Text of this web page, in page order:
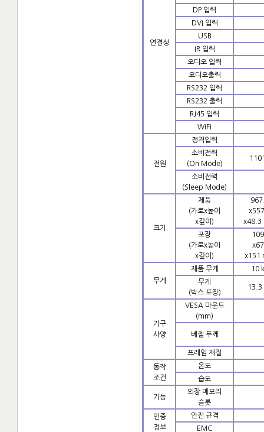
연결성
DP 입력
DVI 입력
USB
IR 입력
오디오 입력
오디오출력
RS232 입력
RS232 출력
RJ45 입력
WiFi
전원
정격입력
소비전력
(On Mode)
110
소비전력
(Sleep Mode)
크기
제품
(가로x높이
x깊이)
x48.3
포장
(가로x높이
x깊이)
x151
무게
제품 무게
10
무게
(박스 포장)
13.3
기구
사양
VESA 마운트
(mm)
베젤 두께
프레임 재질
동작
조건
온도
습도
기능
외장 메모리
슬롯
인증
정보
안전 규격
EMC